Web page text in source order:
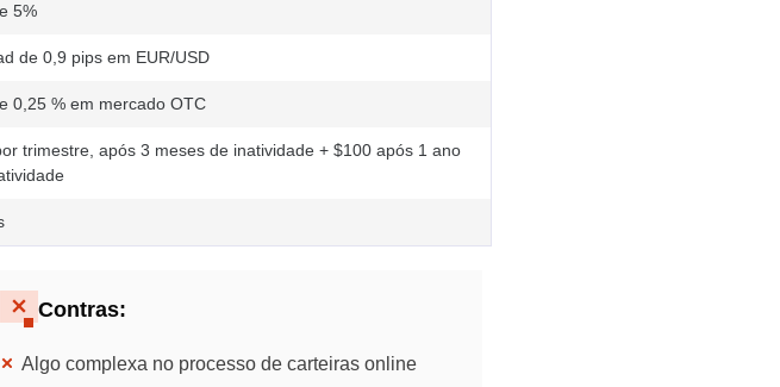
5%
de 0,9 pips em EUR/USD
0,25 % em mercado OTC
trimestre, após 3 meses de inatividade + $100 após 1 ano
Contras:
Algo complexa no processo de carteiras online